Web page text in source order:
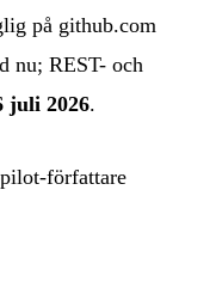
på github.com
nu; REST- och
juli 2026.
författare